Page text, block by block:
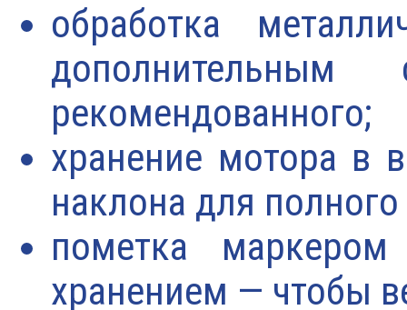
обработка
рекомендованного;
хранение мотора в
наклона для
пометка
хранением — чтобы